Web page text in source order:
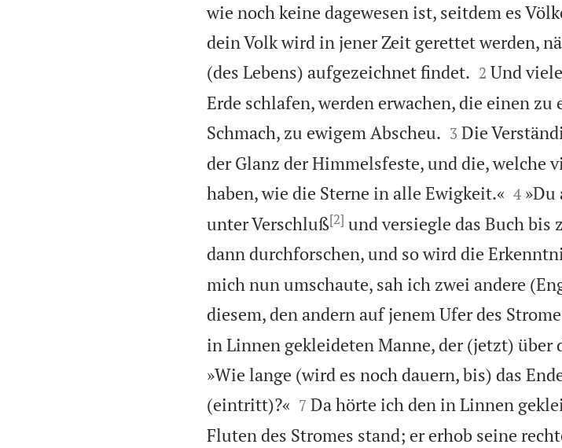
wie noch keine dagewesen ist, seitdem es
dein Volk wird in jener Zeit gerettet werden,
(des Lebens) aufgezeichnet findet.
2 Und
Erde schlafen, werden erwachen, die einen zu
Schmach, zu ewigem Abscheu.
3 Die
der Glanz der Himmelsfeste, und die, welche
haben, wie die Sterne in alle Ewigkeit.«
4 »Du
unter Verschluß[2] und versiegle das Buch bis
dann durchforschen, und so wird die
mich nun umschaute, sah ich zwei andere
diesem, den andern auf jenem Ufer des
in Linnen gekleideten Manne, der (jetzt) über
»Wie lange (wird es noch dauern, bis) das
(eintritt)?«
7 Da hörte ich den in Linnen
Fluten des Stromes stand; er erhob seine